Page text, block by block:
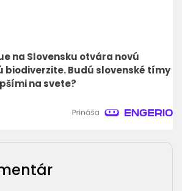
na Slovensku otvára novú
biodiverzite. Budú slovenské tímy
na svete?